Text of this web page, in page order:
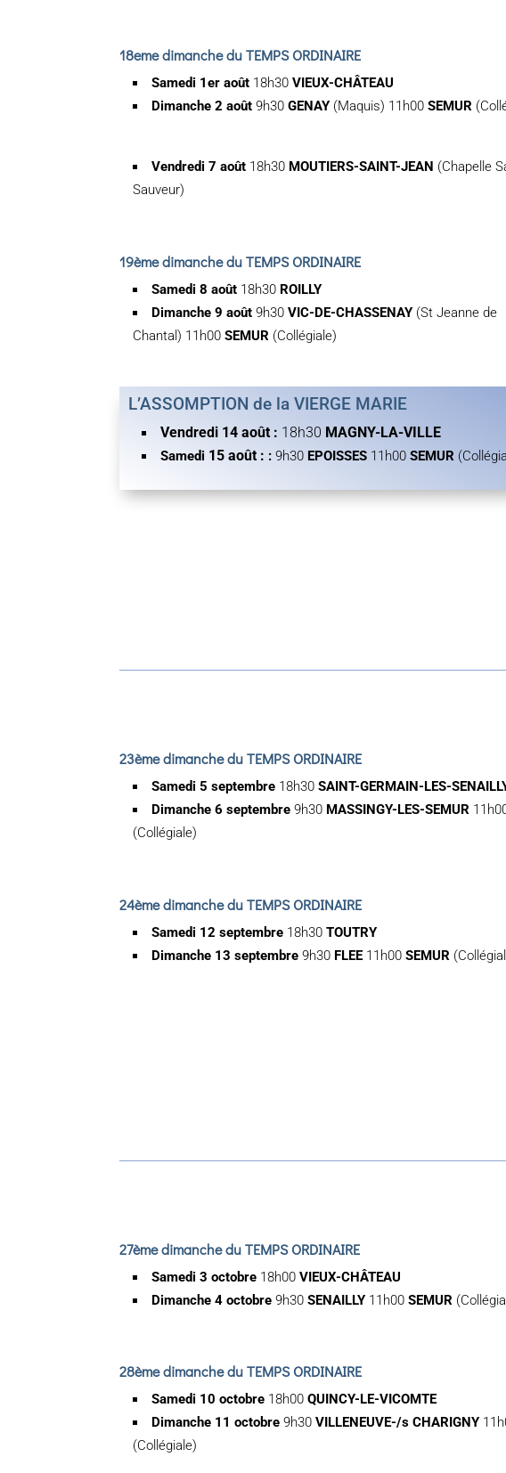
18eme dimanche du TEMPS ORDINAIRE
Samedi 1er août 18h30VIEUX-CHÂTEAU
Dimanche 2 août9h30GENAY (Maquis) 11h00SEMUR
Vendredi 7 août 18h30 MOUTIERS-SAINT-JEAN (Chapelle
Sauveur)
19ème dimanche du TEMPS ORDINAIRE
Samedi 8 août 18h30 ROILLY
Dimanche 9 août9h30VIC-DE-CHASSENAY (St Jeanne de
Chantal) 11h00SEMUR (Collégiale)
L’ASSOMPTION de la VIERGE MARIE
Vendredi 14 août : 18h30 MAGNY-LA-VILLE
Samedi 15 août : :9h30 EPOISSES 11h00SEMUR
23ème dimanche du TEMPS ORDINAIRE
Samedi 5 septembre 18h30SAINT-GERMAIN-LES-
Dimanche 6 septembre9h30 MASSINGY-LES-SEMUR
(Collégiale)
24ème dimanche du TEMPS ORDINAIRE
Samedi 12 septembre 18h30TOUTRY
Dimanche 13 septembre9h30 FLEE 11h00SEMUR
27ème dimanche du TEMPS ORDINAIRE
Samedi 3 octobre 18h00VIEUX-CHÂTEAU
Dimanche 4 octobre9h30SENAILLY 11h00SEMUR
28ème dimanche du TEMPS ORDINAIRE
Samedi 10 octobre 18h00QUINCY-LE-VICOMTE
Dimanche 11 octobre9h30VILLENEUVE-/s CHARIGNY
(Collégiale)